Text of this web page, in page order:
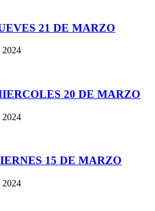
21 DE MARZO
2024
20 DE MARZO
2024
15 DE MARZO
2024